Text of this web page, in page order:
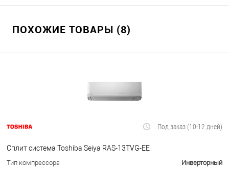
ПОХОЖИЕ ТОВАРЫ (8)
Под заказ (10-12 дней)
Сплит система Toshiba Seiya RAS-13TVG-EE
Тип компрессора
Инверторный